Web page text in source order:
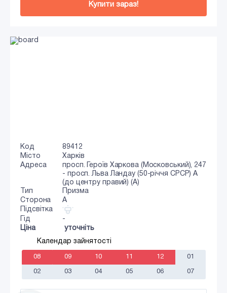
Купити зараз!
Код
89412
Місто
Харків
Адреса
просп. Героїв Харкова (Московський), 247
- просп. Льва Ландау (50-річчя СРСР) А
(до центру правий) (А)
Тип
Призма
Сторона
A
Підсвітка
Гід
-
Ціна
уточніть
Календар зайнятості
08 09 10 11 12 01
02 03 04 05 06 07